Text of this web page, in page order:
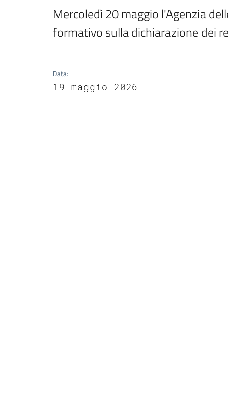
Mercoledì 20 maggio l'Agenzia
formativo sulla dichiarazione dei
Data:
19 maggio 2026